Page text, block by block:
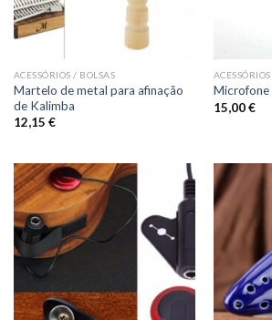
ACESSÓRIOS / BOLSAS
Martelo de metal para afinação
de Kalimba
12,15 €
Microfone
15,00€